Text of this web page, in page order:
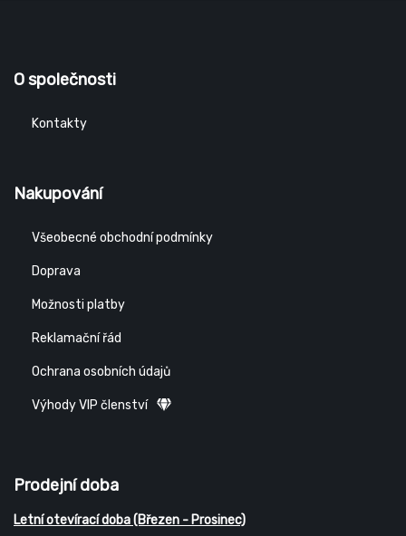
O společnosti
Kontakty
Nakupování
Všeobecné obchodní podmínky
Doprava
Možnosti platby
Reklamační řád
Ochrana osobních údajů
Výhody VIP členství
Prodejní doba
Letní otevírací doba (Březen - Prosinec)